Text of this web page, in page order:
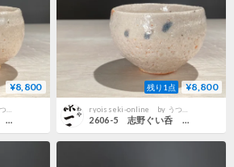
¥8,800
ryoisseki-online by うつわや涼一石
2606-6 志野ぐい呑 關共歩
残り1点 ¥8,800
ryoisseki-online by うつわや涼一石
2606-5 志野ぐい呑 關共歩